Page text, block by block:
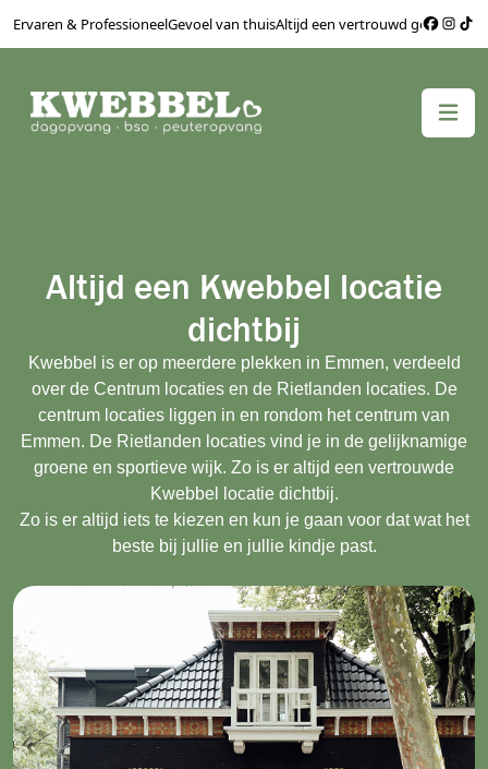
Ervaren & ProfessioneelGevoel van thuisAltijd een vertrouwd gezicht
Altijd een Kwebbel locatie
dichtbij
Kwebbel is er op meerdere plekken in Emmen, verdeeld
over de Centrum locaties en de Rietlanden locaties. De
centrum locaties liggen in en rondom het centrum van
Emmen. De Rietlanden locaties vind je in de gelijknamige
groene en sportieve wijk. Zo is er altijd een vertrouwde
Kwebbel locatie dichtbij.
Zo is er altijd iets te kiezen en kun je gaan voor dat wat het
beste bij jullie en jullie kindje past.